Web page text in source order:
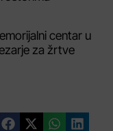
centar u
za žrtve